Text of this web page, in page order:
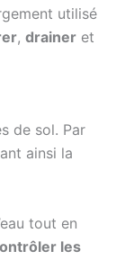
utilisé
, drainer et
de sol. Par
ainsi la
tout en
les